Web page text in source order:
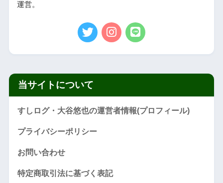
運営。
当サイトについて
すしログ・大谷悠也の運営者情報(プロフィール)
プライバシーポリシー
お問い合わせ
特定商取引法に基づく表記